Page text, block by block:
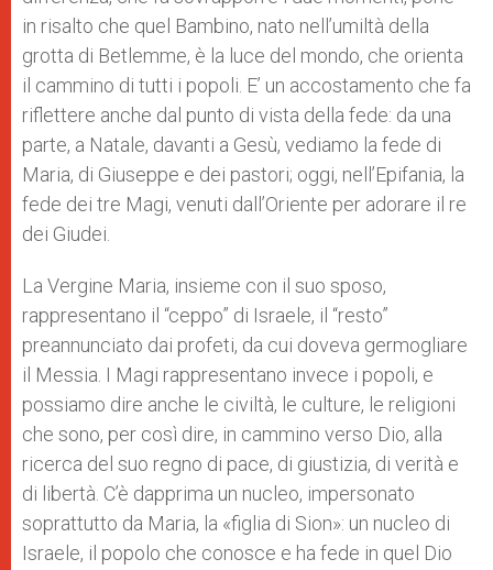
in risalto che quel Bambino, nato nell’umiltà della
grotta di Betlemme, è la luce del mondo, che orienta
il cammino di tutti i popoli. E’ un accostamento che fa
riflettere anche dal punto di vista della fede: da una
parte, a Natale, davanti a Gesù, vediamo la fede di
Maria, di Giuseppe e dei pastori; oggi, nell’Epifania, la
fede dei tre Magi, venuti dall’Oriente per adorare il re
dei Giudei.
La Vergine Maria, insieme con il suo sposo,
rappresentano il “ceppo” di Israele, il “resto”
preannunciato dai profeti, da cui doveva germogliare
il Messia. I Magi rappresentano invece i popoli, e
possiamo dire anche le civiltà, le culture, le religioni
che sono, per così dire, in cammino verso Dio, alla
ricerca del suo regno di pace, di giustizia, di verità e
di libertà. C’è dapprima un nucleo, impersonato
soprattutto da Maria, la «figlia di Sion»: un nucleo di
Israele, il popolo che conosce e ha fede in quel Dio